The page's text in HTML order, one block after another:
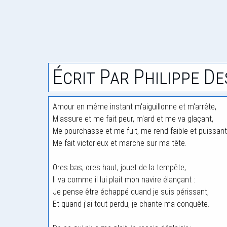
Écrit Par Philippe
Amour en même instant m'aiguillonne et m'arrête,
M'assure et me fait peur, m'ard et me va glaçant,
Me pourchasse et me fuit, me rend faible et
Me fait victorieux et marche sur ma tête.
Ores bas, ores haut, jouet de la tempête,
Il va comme il lui plait mon navire élançant :
Je pense être échappé quand je suis périssant,
Et quand j'ai tout perdu, je chante ma conquête.